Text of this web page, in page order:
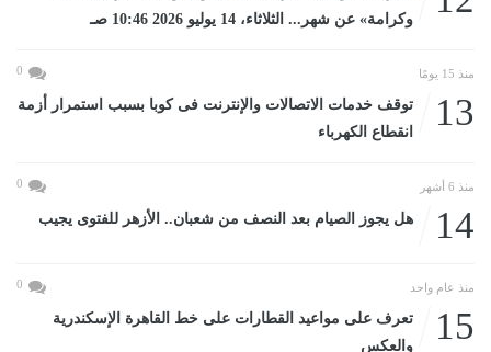
وكرامة» عن شهر... الثلاثاء، 14 يوليو 2026 10:46 صـ
منذ 15 يومًا 0
13
توقف خدمات الاتصالات والإنترنت فى كوبا بسبب استمرار أزمة
انقطاع الكهرباء
منذ 6 أشهر 0
14 هل يجوز الصيام بعد النصف من شعبان.. الأزهر للفتوى يجيب
منذ عام واحد 0
15
تعرف على مواعيد القطارات على خط القاهرة الإسكندرية
والعكس